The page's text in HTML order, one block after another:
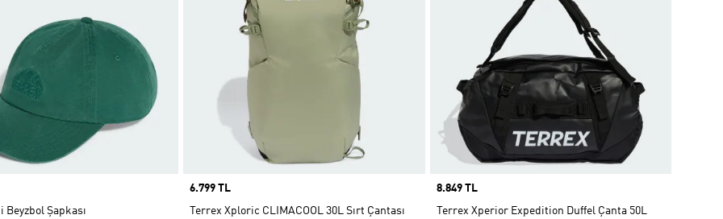
Şapkası
Price
6.799 TL
Terrex Xploric CLIMACOOL 30L Sırt Çantası
Price
8.849 TL
Terrex Xperior Expedition Duffel Çanta 50L